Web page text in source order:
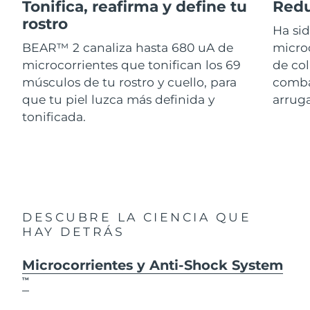
Tonifica, reafirma y define tu
rostro
BEAR™ 2 canaliza hasta 680 uA de
microcorrientes que tonifican los 69
músculos de tu rostro y cuello, para
que tu piel luzca más definida y
tonificada.
Ha
de
DESCUBRE LA CIENCIA QUE
HAY DETRÁS
Microcorrientes y Anti-Shock System
TM
For healthy hair
18% PAP
Cosméticos
Comprar todo
Israel Entrega prevista
Italia Entrega prevista 10/08/2026
Japón Entrega prevista 13/08/2026
Jersey
Letonia Entrega prevista10/08/2026
Lituania Entrega prevista10/08/2026